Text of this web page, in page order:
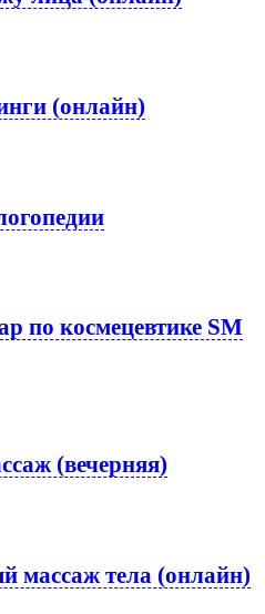
(онлайн)
по космецевтике SM
(вечерняя)
массаж тела (онлайн)